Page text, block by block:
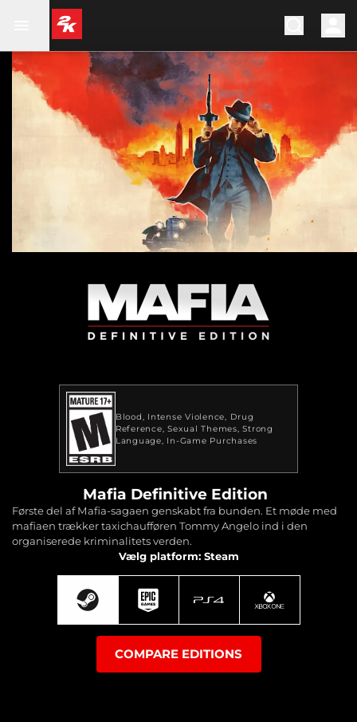
Blood Intense Violence
Drug
Reference Sexual Themes Strong
Language
In-Game Purchases
Mafia Definitive Edition
Første del af Mafia-sagaen genskabt fra bunden. Et møde med
mafiaen trækker taxichaufføren Tommy Angelo ind i den
organiserede kriminalitets verden.
Vælg platform: Steam
COMPARE EDITIONS